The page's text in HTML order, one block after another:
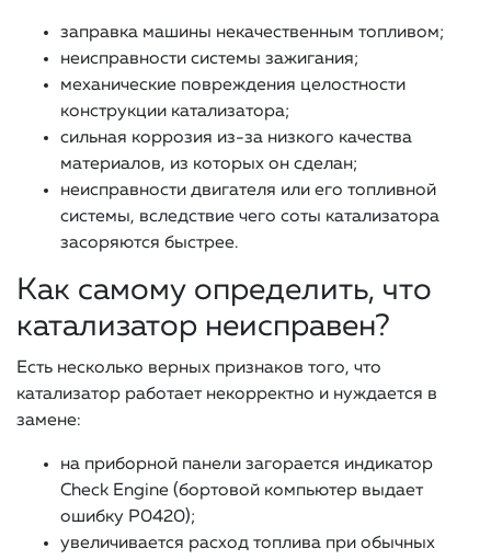
заправка машины некачественным топливом;
неисправности системы зажигания;
механические повреждения целостности
конструкции катализатора;
сильная коррозия из-за низкого качества
материалов, из которых он сделан;
неисправности двигателя или его топливной
системы, вследствие чего соты катализатора
засоряются быстрее.
Как самому определить, что
катализатор неисправен?
Есть несколько верных признаков того, что
катализатор работает некорректно и нуждается в
замене:
на приборной панели загорается индикатор
Check Engine (бортовой компьютер выдает
ошибку Р0420);
увеличивается расход топлива при обычных